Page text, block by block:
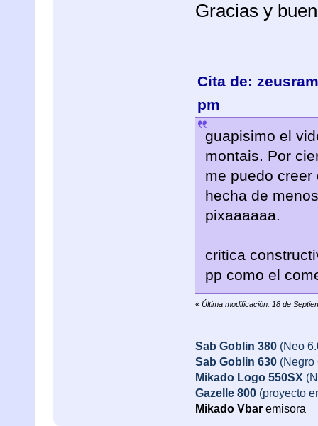
Gracias y
Cita de:
pm
guapisimo el
montais. Por
me puedo
hecha de
pixaaaaaa.
critica
pp como el
« Última modificación: 18 de
Sab Goblin 380 (Neo
Sab Goblin 630 (Negro
Mikado Logo 550SX
Gazelle 800 (proyecto
Mikado Vbaremisora